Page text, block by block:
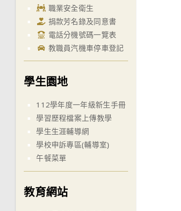
職業安全衛生
捐款芳名錄及同意書
電話分機號碼一覽表
教職員汽機車停車登記
學生園地
112學年度一年級新生手冊
學習歷程檔案上傳教學
學生生涯輔導網
學校申訴專區(輔導室)
午餐菜單
教育網站